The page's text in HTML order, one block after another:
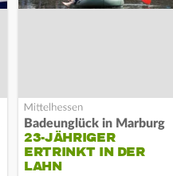
Badeunglück in Marburg
23-JÄHRIGER
ERTRINKT IN DER
LAHN